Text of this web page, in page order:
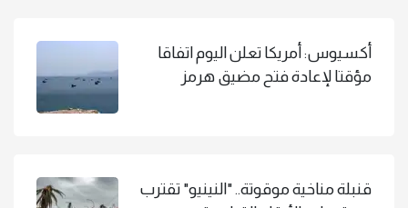
أكسيوس: أمريكا تعلن اليوم اتفاقا
مؤقتا لإعادة فتح مضيق هرمز
قنبلة مناخية موقوتة.. "النينيو" تقترب